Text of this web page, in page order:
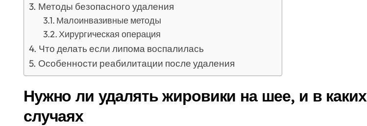
Методы безопасного удаления
Малоинвазивные методы
Хирургическая операция
Что делать если липома воспалилась
Особенности реабилитации после удаления
Нужно ли удалять жировики на шее, и в каких
случаях